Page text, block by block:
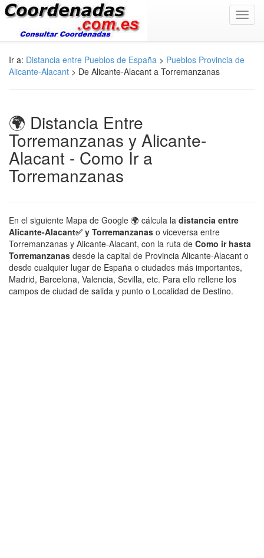
Ir a: Distancia entre Pueblos de España > Pueblos Provincia de
Alicante-Alacant > De Alicante-Alacant a Torremanzanas
🌍 Distancia Entre
Torremanzanas y Alicante-
Alacant - Como Ir a
Torremanzanas
En el siguiente Mapa de Google 🌍 cálcula la distancia entre
Alicante-Alacant✅ y Torremanzanas o viceversa entre
Torremanzanas y Alicante-Alacant, con la ruta de Como ir hasta
Torremanzanas desde la capital de Provincia Alicante-Alacant o
desde cualquier lugar de España o ciudades más importantes,
Madrid, Barcelona, Valencia, Sevilla, etc. Para ello rellene los
campos de ciudad de salida y punto o Localidad de Destino.